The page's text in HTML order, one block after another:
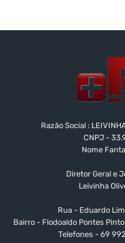
Razão Social :
CNPJ -
Nome
Diretor Geral e
Leivinha
Rua - Eduardo
Bairro - Flodoaldo Pontes
Telefones - 69